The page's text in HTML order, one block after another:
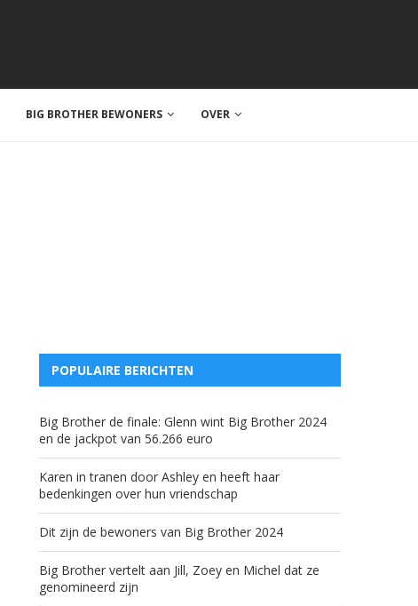
BIG BROTHER BEWONERS OVER
POPULAIRE BERICHTEN
Big Brother de finale: Glenn wint Big Brother 2024
en de jackpot van 56.266 euro
Karen in tranen door Ashley en heeft haar
bedenkingen over hun vriendschap
Dit zijn de bewoners van Big Brother 2024
Big Brother vertelt aan Jill, Zoey en Michel dat ze
genomineerd zijn